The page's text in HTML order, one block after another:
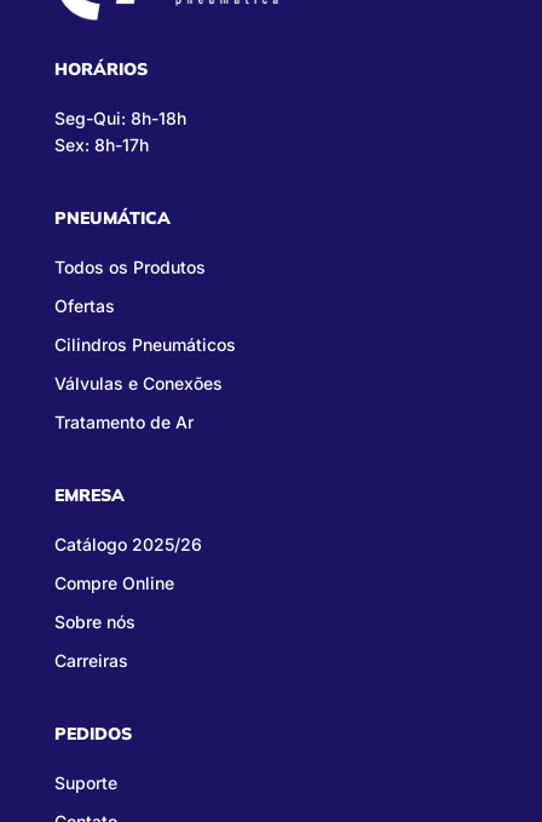
HORÁRIOS
Seg-Qui: 8h-18h
Sex: 8h-17h
PNEUMÁTICA
Todos os Produtos
Ofertas
Cilindros Pneumáticos
Válvulas e Conexões
Tratamento de Ar
EMRESA
Catálogo 2025/26
Compre Online
Sobre nós
Carreiras
PEDIDOS
Suporte